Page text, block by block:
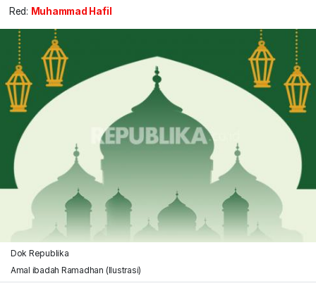
Red: Muhammad Hafil
Dok Republika
Amal ibadah Ramadhan (Ilustrasi)